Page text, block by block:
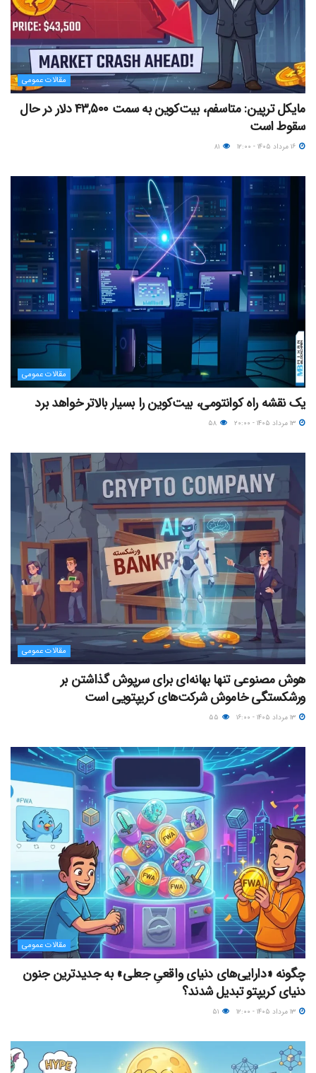
مقالات عمومی
مایکل ترپین: متاسفم، بیت‌کوین به سمت ۴۳,۵۰۰ دلار در حال
سقوط است
مقالات عمومی
یک نقشه راه کوانتومی، بیت‌کوین را بسیار بالاتر خواهد برد
مقالات عمومی
هوش مصنوعی تنها بهانه‌ای برای سرپوش گذاشتن بر
ورشکستگی خاموش شرکت‌های کریپتویی است
مقالات عمومی
چگونه «دارایی‌های دنیای واقعیِ جعلی» به جدیدترین جنون
دنیای کریپتو تبدیل شدند؟